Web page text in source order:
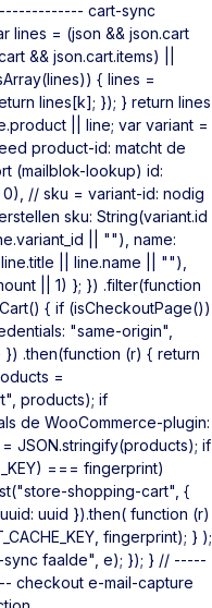
cart-sync
lines = (json && json.cart
&& json.cart.items) ||
{ lines =
lines[k]; }); } return lines
|| line; var variant =
product-id: matcht de
(mailblok-lookup) id:
// sku = variant-id: nodig
sku: String(variant.id
|| ""), name:
|| line.name || ""),
|| 1) }; }) .filter(function
{ if (isCheckoutPage())
"same-origin",
.then(function (r) { return
=
products); if
de WooCommerce-plugin:
JSON.stringify(products); if
=== fingerprint)
shopping-cart", {
uuid }).then( function (r)
fingerprint); } );
faalde", e); }); } // -----
e-mail-capture